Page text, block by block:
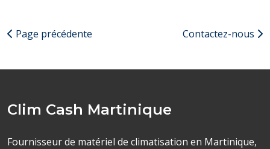
Page précédente Contactez-nous
Clim Cash Martinique
Fournisseur de matériel de climatisation en Martinique,